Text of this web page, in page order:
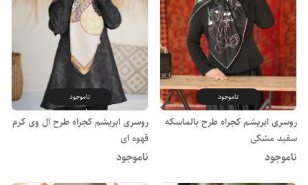
ناموجود
روسری ابریشم کجراه طرح بالماسکه
سفید مشکی
ناموجود
ناموجود
روسری ابریشم کجراه طرح ال وی کرم
قهوه ای
ناموجود